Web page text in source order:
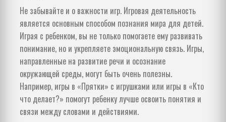
Не забывайте и о важности игр. Игровая деятельность
является основным способом познания мира для детей.
Играя с ребенком, вы не только помогаете ему развивать
понимание, но и укрепляете эмоциональную связь. Игры,
направленные на развитие речи и осознание
окружающей среды, могут быть очень полезны.
Например, игры в «Прятки» с игрушками или игры в «Кто
что делает?» помогут ребенку лучше освоить понятия и
связи между словами и действиями.